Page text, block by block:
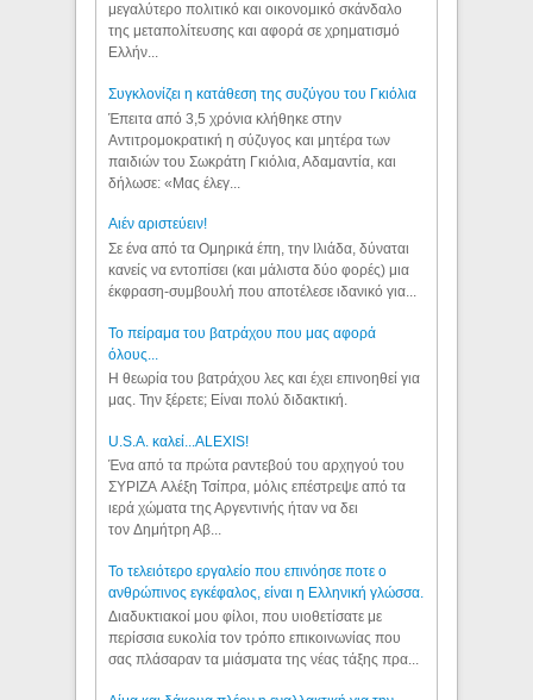
μεγαλύτερο πολιτικό και οικονομικό σκάνδαλο
της μεταπολίτευσης και αφορά σε χρηματισμό
Ελλήν...
Συγκλονίζει η κατάθεση της συζύγου του Γκιόλια
Έπειτα από 3,5 χρόνια κλήθηκε στην
Αντιτρομοκρατική η σύζυγος και μητέρα των
παιδιών του Σωκράτη Γκιόλια, Αδαμαντία, και
δήλωσε: «Μας έλεγ...
Aιέν αριστεύειν!
Σε ένα από τα Ομηρικά έπη, την Ιλιάδα, δύναται
κανείς να εντοπίσει (και μάλιστα δύο φορές) μια
έκφραση-συμβουλή που αποτέλεσε ιδανικό για...
Το πείραμα του βατράχου που μας αφορά
όλους...
Η θεωρία του βατράχου λες και έχει επινοηθεί για
μας. Την ξέρετε; Είναι πολύ διδακτική.
U.S.A. καλεί...ALEXIS!
Ένα από τα πρώτα ραντεβού του αρχηγού του
ΣΥΡΙΖΑ Αλέξη Τσίπρα, μόλις επέστρεψε από τα
ιερά χώματα της Αργεντινής ήταν να δει
τον Δημήτρη Αβ...
Το τελειότερο εργαλείο που επινόησε ποτε ο
ανθρώπινος εγκέφαλος, είναι η Ελληνική γλώσσα.
Διαδυκτιακοί μου φίλοι, που υιοθετίσατε με
περίσσια ευκολία τον τρόπο επικοινωνίας που
σας πλάσαραν τα μιάσματα της νέας τάξης πρα...